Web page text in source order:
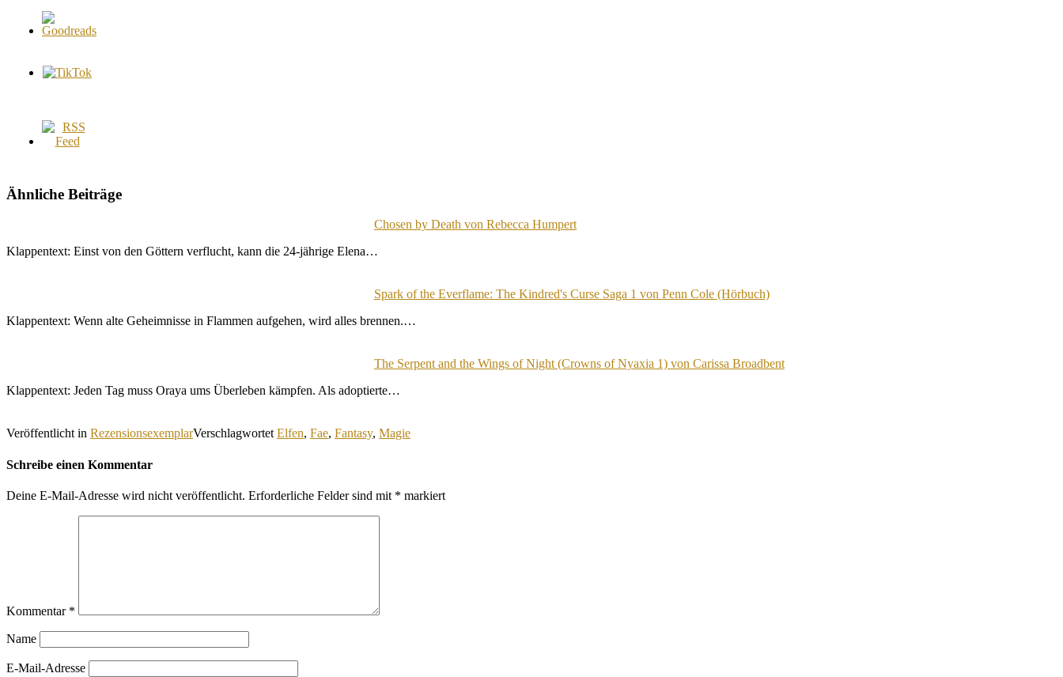
Ähnliche Beiträge
Chosen by Death von Rebecca Humpert
Klappentext: Einst von den Göttern verflucht, kann die 24-jährige Elena…
Spark of the Everflame: The Kindred's Curse Saga 1 von Penn Cole (Hörbuch)
Klappentext: Wenn alte Geheimnisse in Flammen aufgehen, wird alles brennen.…
The Serpent and the Wings of Night (Crowns of Nyaxia 1) von Carissa Broadbent
Klappentext: Jeden Tag muss Oraya ums Überleben kämpfen. Als adoptierte…
Veröffentlicht in RezensionsexemplarVerschlagwortet Elfen, Fae, Fantasy, Magie
Schreibe einen Kommentar
Deine E-Mail-Adresse wird nicht veröffentlicht. Erforderliche Felder sind mit * markiert
Kommentar *
Name
E-Mail-Adresse